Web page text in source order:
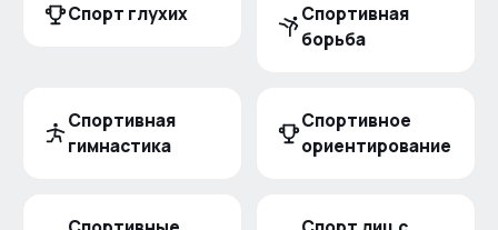
Спорт глухих
Спортивная
борьба
Спортивная
гимнастика
Спортивное
ориентирование